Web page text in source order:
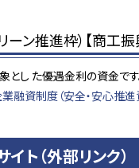
ン推進枠）【商工振
し た優遇金利の資金です
資制度（安全・安心推進
ト（外部リンク）